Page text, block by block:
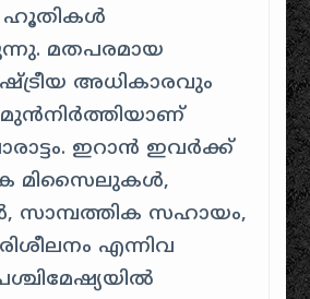
ഹൂതികൾ
മതപരമായ
അധികാരവും
ഇറാൻ ഇവർക്ക്
മിസൈലുകൾ,
സഹായം,
എന്നിവ